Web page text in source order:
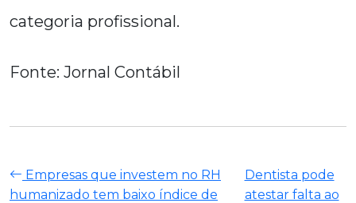
categoria profissional.
Fonte: Jornal Contábil
Empresas que investem no RH
humanizado tem baixo índice de
Dentista pode
atestar falta ao